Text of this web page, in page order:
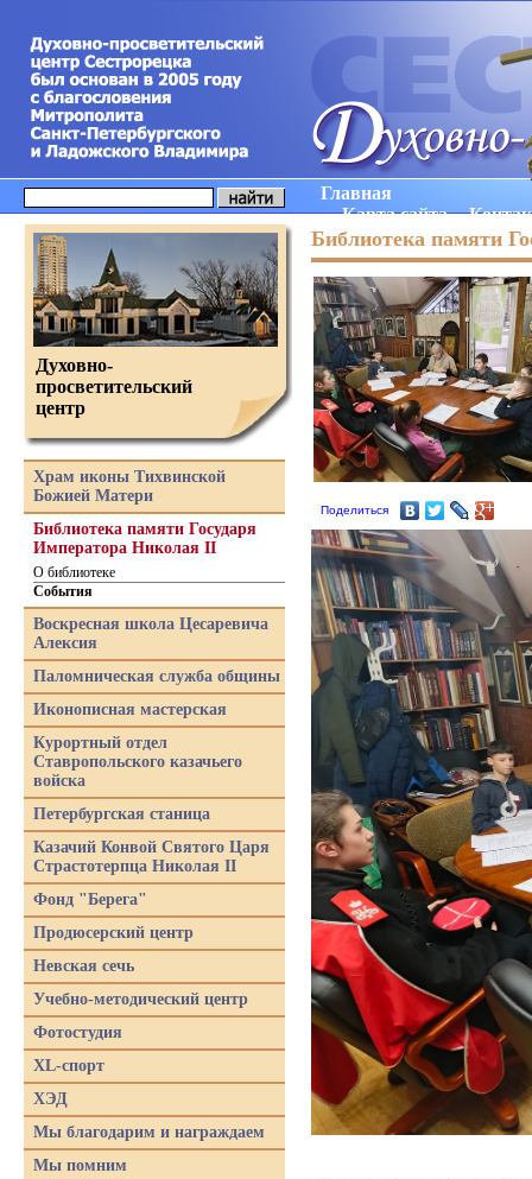
Главная
Карта сайта
Библиотека памяти
Поделиться
Духовно-
просветительский
центр
Храм иконы Тихвинской
Божией Матери
Библиотека памяти Государя
Императора Николая II
О библиотеке
События
Воскресная школа Цесаревича
Алексия
Паломническая служба общины
Иконописная мастерская
Курортный отдел
Ставропольского казачьего
войска
Петербургская станица
Казачий Конвой Святого Царя
Страстотерпца Николая II
Фонд "Берега"
Продюсерский центр
Невская сечь
Учебно-методический центр
Фотостудия
XL-спорт
ХЭД
Мы благодарим и награждаем
Мы помним